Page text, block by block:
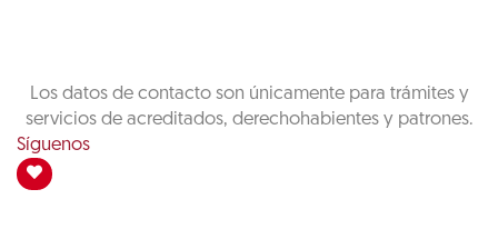
Los datos de contacto son únicamente para trámites y
servicios de acreditados, derechohabientes y patrones.
Síguenos